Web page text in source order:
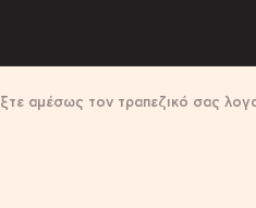
αμέσως τον τραπεζικό σας